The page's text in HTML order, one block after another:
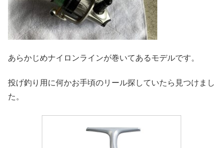
あらかじめナイロンラインが巻いてあるモデルです。
投げ釣り用に何かお手頃のリール探していたら見つけまし
た。